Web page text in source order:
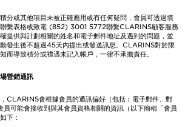
分或其他項目未被正確應用或有任何疑問，會員可透過填
聯繫表格或致電 (852) 3001 5772聯繫CLARINS顧客服務
提供與計劃相關的姓名和電子郵件地址及遇到的問題，並
發生後不超過45天內提出或發送訊息。CLARINS對於限
而導致積分或禮遇未記入帳戶，一律不承擔責任。
營銷通訊
CLARINS會根據會員的通訊偏好（包括︰電子郵件、郵
可能會接收到與其會員資格相關的資訊（以下簡稱「會員
下：